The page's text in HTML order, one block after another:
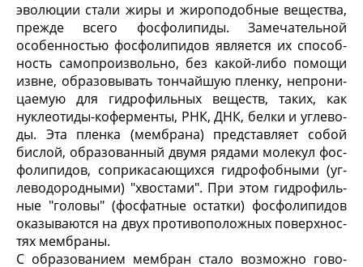
эволюции стали жиры и жироподобные веще­ства,
прежде всего фосфолипиды. Замечательной
особенностью фосфолипидов является их способ­
ность самопроизвольно, без какой-либо помощи
извне, образовывать тончайшую пленку, непрони­
цаемую для гидрофильных веществ, таких, как
нуклеотиды-коферменты, РНК, ДНК, белки и углево­
ды. Эта пленка (мембрана) представляет собой
бислой, образованный двумя рядами молекул фос­
фолипидов, соприкасающихся гидрофобными (уг­
леводородными) "хвостами". При этом гидрофиль­
ные "головы" (фосфатные остатки) фосфолипидов
оказываются на двух противоположных поверхнос­
тях мембраны.
С образованием мембран стало возможно гово­